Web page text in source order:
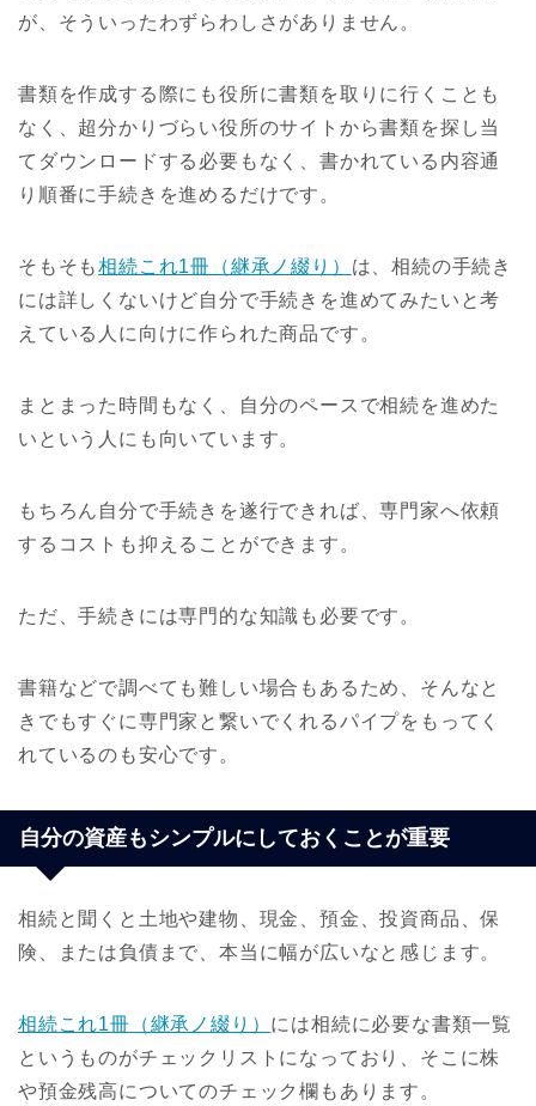
が、そういったわずらわしさがありません。
書類を作成する際にも役所に書類を取りに行くことも
なく、超分かりづらい役所のサイトから書類を探し当
てダウンロードする必要もなく、書かれている内容通
り順番に手続きを進めるだけです。
そもそも相続これ1冊（継承ノ綴り） は、相続の手続き
には詳しくないけど自分で手続きを進めてみたいと考
えている人に向けに作られた商品です。
まとまった時間もなく、自分のペースで相続を進めた
いという人にも向いています。
もちろん自分で手続きを遂行できれば、専門家へ依頼
するコストも抑えることができます。
ただ、手続きには専門的な知識も必要です。
書籍などで調べても難しい場合もあるため、そんなと
きでもすぐに専門家と繋いでくれるパイプをもってく
れているのも安心です。
自分の資産もシンプルにしておくことが重要
相続と聞くと土地や建物、現金、預金、投資商品、保
険、または負債まで、本当に幅が広いなと感じます。
相続これ1冊（継承ノ綴り） には相続に必要な書類一覧
というものがチェックリストになっており、そこに株
や預金残高についてのチェック欄もあります。